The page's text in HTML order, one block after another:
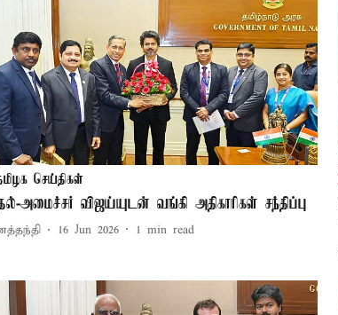
செய்திகள்
அமைச்சர் விஜய்யுடன் வங்கி அதிகாரிகள் சந்திப்பு
16 Jun 2026 1 min read